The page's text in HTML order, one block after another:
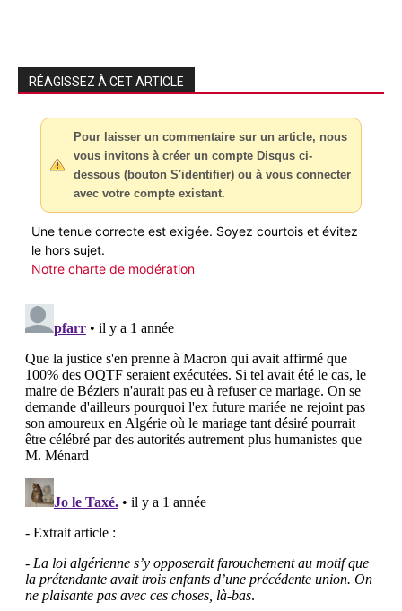
RÉAGISSEZ À CET ARTICLE
Pour laisser un commentaire sur un article, nous
vous invitons à créer un compte Disqus ci-
dessous (bouton S'identifier) ou à vous connecter
avec votre compte existant.
Une tenue correcte est exigée. Soyez courtois et évitez
le hors sujet.
Notre charte de modération